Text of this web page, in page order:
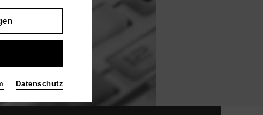
Datenschutz